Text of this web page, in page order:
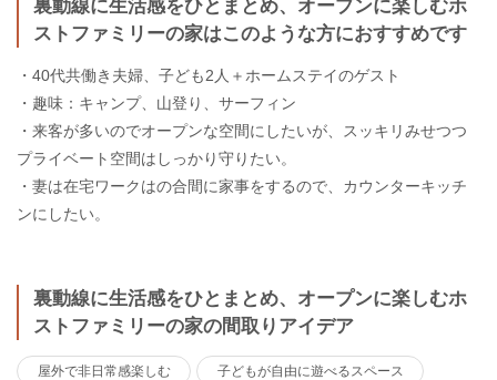
裏動線に生活感をひとまとめ、オープンに楽しむホ
ストファミリーの家はこのような方におすすめです
・40代共働き夫婦、子ども2人＋ホームステイのゲスト
・趣味：キャンプ、山登り、サーフィン
・来客が多いのでオープンな空間にしたいが、スッキリみせつつ
プライベート空間はしっかり守りたい。
・妻は在宅ワークはの合間に家事をするので、カウンターキッチ
ンにしたい。
裏動線に生活感をひとまとめ、オープンに楽しむホ
ストファミリーの家の間取りアイデア
屋外で非日常感楽しむ 子どもが自由に遊べるスペース